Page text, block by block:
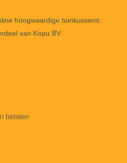
hoogwaardige tuinkussens.
van Kopu BV.
betalen